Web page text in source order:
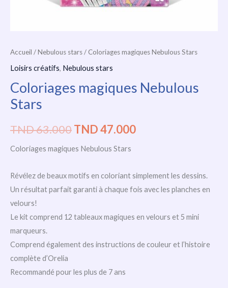
Accueil /Nebulous stars/ Coloriages magiques Nebulous Stars
Loisirs créatifs, Nebulous stars
Coloriages magiques Nebulous
Stars
TND63.000TND47.000
Coloriages magiques Nebulous Stars
Révélez de beaux motifs en coloriant simplement les dessins.
Un résultat parfait garanti à chaque fois avec les planches en
velours!
Le kit comprend 12 tableaux magiques en velours et 5 mini
marqueurs.
Comprend également des instructions de couleur et l’histoire
complète d’Orelia
Recommandé pour les plus de 7 ans